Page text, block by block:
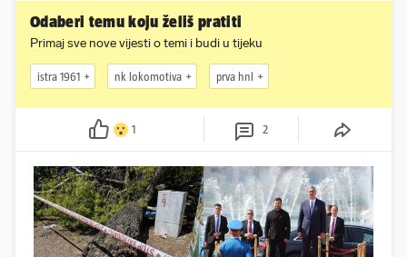
Odaberi temu koju želiš pratiti
Primaj sve nove vijesti o temi i budi u tijeku
istra 1961 nk lokomotiva prva hnl
1 2